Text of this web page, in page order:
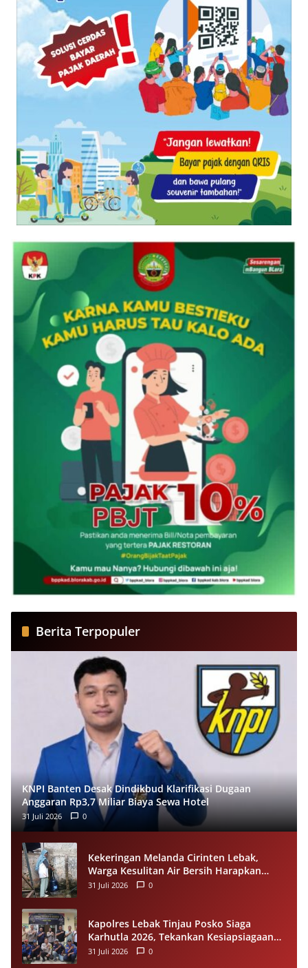
Berita Terpopuler
KNPI Banten Desak Dindikbud Klarifikasi Dugaan
Anggaran Rp3,7 Miliar Biaya Sewa Hotel
31 Juli 2026 0
Kekeringan Melanda Cirinten Lebak,
Warga Kesulitan Air Bersih Harapkan
Bantuan BPBD
31 Juli 2026 0
Kapolres Lebak Tinjau Posko Siaga
Karhutla 2026, Tekankan Kesiapsiagaan
dan Pencegahan Kebakaran Hutan
31 Juli 2026 0